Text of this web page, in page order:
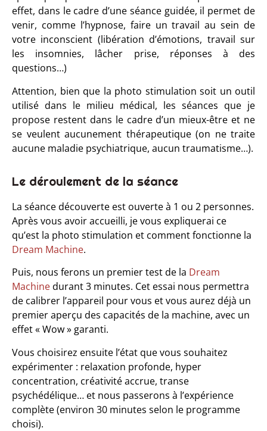
effet, dans le cadre d’une séance guidée, il permet de
venir, comme l’hypnose, faire un travail au sein de
votre inconscient (libération d’émotions, travail sur
les insomnies, lâcher prise, réponses à des
questions…)
Attention, bien que la photo stimulation soit un outil
utilisé dans le milieu médical, les séances que je
propose restent dans le cadre d’un mieux-être et ne
se veulent aucunement thérapeutique (on ne traite
aucune maladie psychiatrique, aucun traumatisme…).
Le déroulement de la séance
La séance découverte est ouverte à 1 ou 2 personnes.
Après vous avoir accueilli, je vous expliquerai ce
qu’est la photo stimulation et comment fonctionne la
Dream Machine.
Puis, nous ferons un premier test de la Dream
Machinedurant 3 minutes. Cet essai nous permettra
de calibrer l’appareil pour vous et vous aurez déjà un
premier aperçu des capacités de la machine, avec un
effet « Wow » garanti.
Vous choisirez ensuite l’état que vous souhaitez
expérimenter : relaxation profonde, hyper
concentration, créativité accrue, transe
psychédélique… et nous passerons à l’expérience
complète (environ 30 minutes selon le programme
choisi).